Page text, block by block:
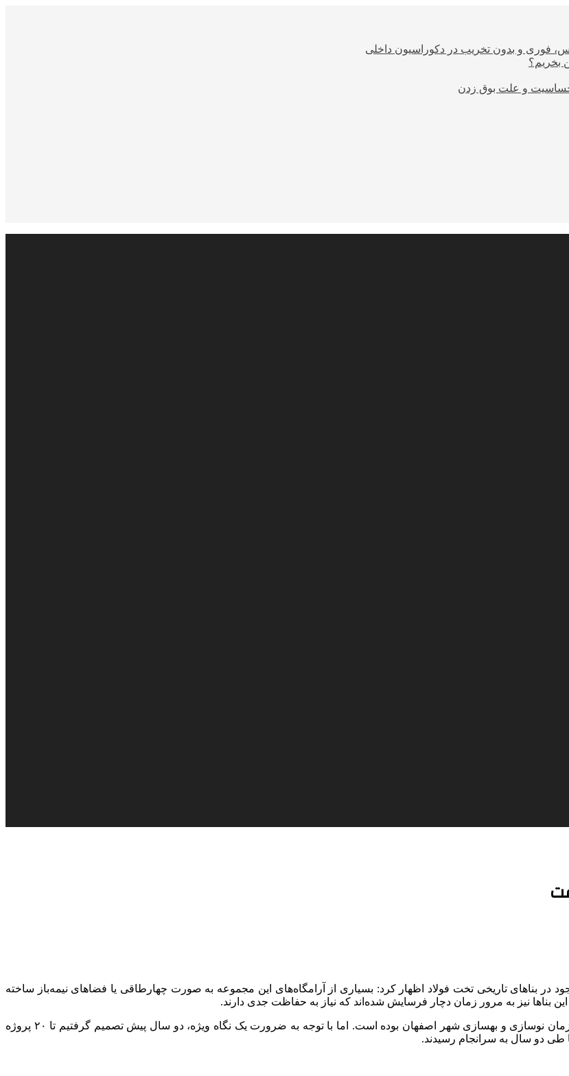
فوری و بدون تخریب در دکوراسیون داخلی
بخریم؟
حساسیت و علت بوق زدن
در بناهای تاریخی تخت فولاد اظهار کرد: بسیاری از آرامگاه‌های این مجموعه به صورت چهارطاقی یا فضاهای نیمه‌باز ساخته
بناها نیز به مرور زمان دچار فرسایش شده‌اند که نیاز به حفاظت جدی دارند.
وی خاطرنشان کرد: در سه دهه گذشته، مهم‌ترین نهاد حفاظتی تخت فولاد، سازمان نوسازی و بهسازی شهر اصفهان بوده است. اما با توجه به ضرورت یک نگاه ویژه، دو سال پیش تصمیم گرفتیم تا ۲۰ پروژه
طی دو سال به سرانجام رسیدند.